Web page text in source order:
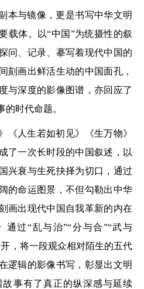
本与镜像，更是书写中华文明
载体。以“中国”为统摄性的叙
问、记录、摹写着现代中国的
刻画出鲜活生动的中国面孔，
与深度的影像图谱，亦回应了
时代命题。
《人生若如初见》《生万物》
了一次长时段的中国叙述，以
兴衰与生死抉择为切口，通过
的命运图景，不但勾勒出中华
画出现代中国自我革新的内在
过“乱与治”“分与合”“武与
，将一段观众相对陌生的五代
逻辑的影像书写，彰显出文明
事有了真正的纵深感与延续